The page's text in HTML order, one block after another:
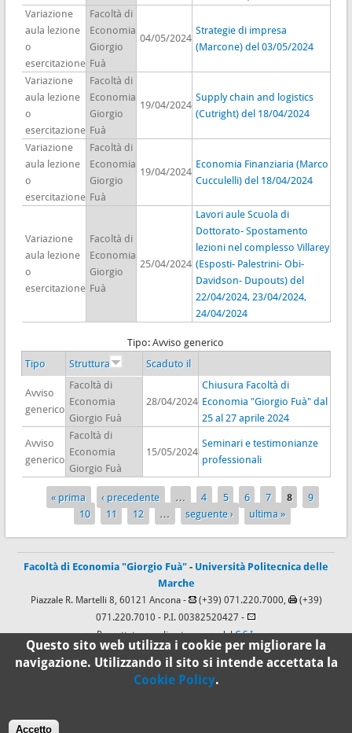
Variazione
aula lezione
o
esercitazione
Facoltà di
Economia
Giorgio
Fuà
04/05/2024
Strategie di impresa
(Marcone) del 03/05/2024
Variazione
aula lezione
o
esercitazione
Facoltà di
Economia
Giorgio
Fuà
19/04/2024
Supply chain and logistics
(Cutright) del 18/04/2024
Variazione
aula lezione
o
esercitazione
Facoltà di
Economia
Giorgio
Fuà
19/04/2024
Economia Finanziaria (Marco
Cucculelli) del 18/04/2024
Variazione
aula lezione
o
esercitazione
Facoltà di
Economia
Giorgio
Fuà
25/04/2024
Lavori aule Scuola di
Dottorato- Spostamento
lezioni nel complesso Villarey
(Esposti- Palestrini- Obi-
Davidson- Dupouts) del
22/04/2024, 23/04/2024,
24/04/2024
Tipo: Avviso generico
Tipo
Struttura Scaduto il
Avviso
generico
Facoltà di
Economia
Giorgio Fuà
28/04/2024
Chiusura Facoltà di
Economia "Giorgio Fuà" dal
25 al 27 aprile 2024
Avviso
generico
Facoltà di
Economia
Giorgio Fuà
15/05/2024
Seminari e testimonianze
professionali
Pagine
« prima ‹ precedente … 4 5 6 7 8
9
10
11 12 … seguente › ultima »
Facoltà di Economia "Giorgio Fuà" - Università Politecnica delle
Marche
Piazzale R. Martelli 8, 60121 Ancona - (+39) 071.220.7000,
(+39)
071.220.7010 - P.I. 00382520427 -
Progettato e realizzato a cura delC.S.I.
Questo sito web utilizza i cookie per migliorare la
navigazione. Utilizzando il sito si intende accettata la
Cookie Policy.
Accetto